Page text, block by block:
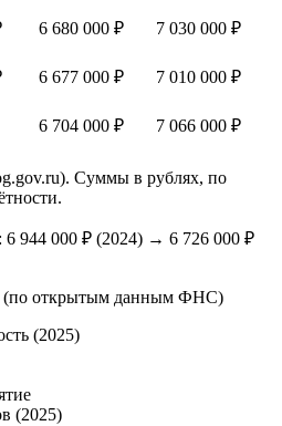
6 680 000 ₽ 7 030 000 ₽
6 677 000 ₽ 7 010 000 ₽
6 704 000 ₽ 7 066 000 ₽
Суммы в рублях, по
6 944 000 ₽ (2024) → 6 726 000 ₽
(по открытым данным ФНС)
(2025)
(2025)